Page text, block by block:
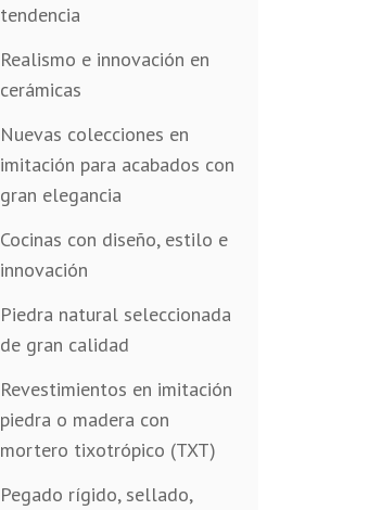
tendencia
Realismo e innovación en
cerámicas
Nuevas colecciones en
imitación para acabados con
gran elegancia
Cocinas con diseño, estilo e
innovación
Piedra natural seleccionada
de gran calidad
Revestimientos en imitación
piedra o madera con
mortero tixotrópico (TXT)
Pegado rígido, sellado,